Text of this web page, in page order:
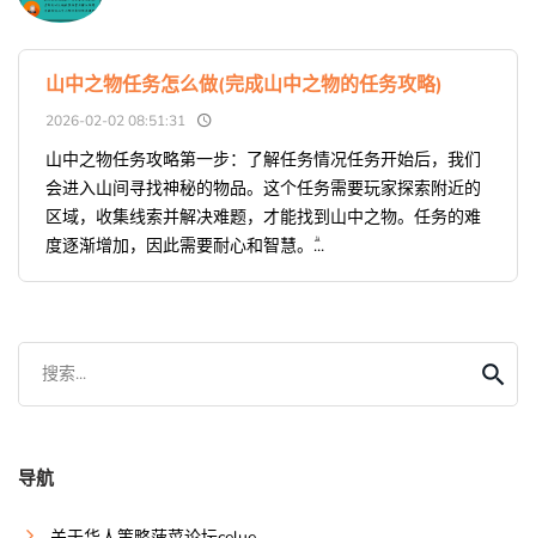
山中之物任务怎么做(完成山中之物的任务攻略)
2026-02-02 08:51:31
山中之物任务攻略第一步：了解任务情况任务开始后，我们
会进入山间寻找神秘的物品。这个任务需要玩家探索附近的
区域，收集线索并解决难题，才能找到山中之物。任务的难
度逐渐增加，因此需要耐心和智慧。ۗ...
搜索...
导航